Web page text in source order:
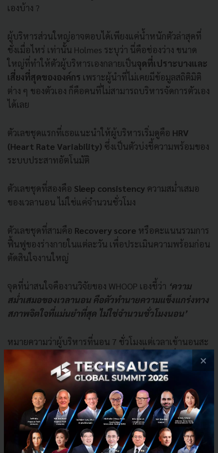
เองบ้าง ?
ผู้บริหารส่วนใหญ่อาจตอบได้เพียงแค่น้ำหนักตัวล่าสุดที่
ชั่งเมื่อไหร่ เท่านั้น Holmes ระบุว่า นี่คือช่องว่าง ขนาด
ใหญ่ที่ทำให้ตัวผู้บริหารเองกลายเป็นจุดที่เปราะบางและ
เสี่ยงที่สุดขององค์กร เพราะผู้นำที่ไม่เคยมีข้อมูลสถิติมิติ
ต่าง ๆ ของตัวเอง ก็คือคนที่ไม่สามารถบริหารจัดการตัวเอง
ได้เลย
ตัวเลขชุดแรกที่เธอแนะนำให้ผู้บริหารเริ่มดูคือ HRV
(Heart Rate Variability) ซึ่งเป็นตัวบ่งชี้ความพร้อมของ
ระบบประสาทอัตโนมัติ
ตัวเลขชุดที่สองคือ Sleep consistency ความสม่ำเสมอ
ของเวลานอน ไม่ใช่แค่จำนวนชั่วโมง
ตัวเลขชุดที่สามคือ Recovery score หรือคะแนนรวมการ
ฟื้นฟูของร่างกายในแต่ละวัน เพื่อประเมินความพร้อมก่อน
ตัดสินใจงานใหญ่
จุดที่น่าสนใจคืองานวิจัยของ WHOOP เองชี้ว่า ‘ความ
สม่ำเสมอของเวลานอน คือตัวทำนายความแข็งแกร่งทาง
สภาพจิตใจที่แม่นยำที่สุด ไม่ใช่จำนวนชั่วโมงนอน’
หมายความว่าผู้บริหารที่นอน 7 ชั่วโมงแต่เวลาเข้านอนสะ
เปะสะปะ อาจจะมีการนอนแย่กว่าคนที่นอน 6 ชั่วโมงตรง
ในข้อมูลของ WHOOP กลุ่มที่ใส่ Device ทุกวันและทำตาม
คำแนะนำ พบว่าออกกำลังกายเพิ่มเฉลี่ย 90 นาทีต่อ
สัปดาห์ นอนเพิ่มขึ้น 2 ชั่วโมง และ HRV สูงขึ้น 10%
×